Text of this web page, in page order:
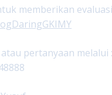
memberikan
pertanyaan melalui :